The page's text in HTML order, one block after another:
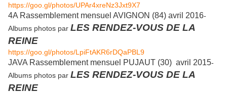
https://goo.gl/photos/UPAr4xreNz3Jxt9X7
4A Rassemblement mensuel AVIGNON (84) avril 2016-
Albums photos par LES RENDEZ-VOUS DE LA
REINE
https://goo.gl/photos/LpiFtAKR6rDQaPBL9
JAVA Rassemblement mensuel PUJAUT (30) avril 2015-
Albums photos par LES RENDEZ-VOUS DE LA
REINE